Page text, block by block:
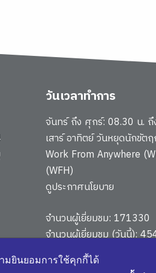
วันเวลาทำการ
จันทร์ ถึง ศุกร์: 08.30 น.
เสาร์ อาทิตย์ วันหยุดนักขัต
Work From Anywhere
(WFH)
ดูประกาศนโยบาย
จำนวนผู้เยี่ยมชม: 171330
จำนวนผู้เยี่ยมชม (วันนี้):
แผนผังเว็บไซต์
มยินยอมการใช้คุกกี้ได้